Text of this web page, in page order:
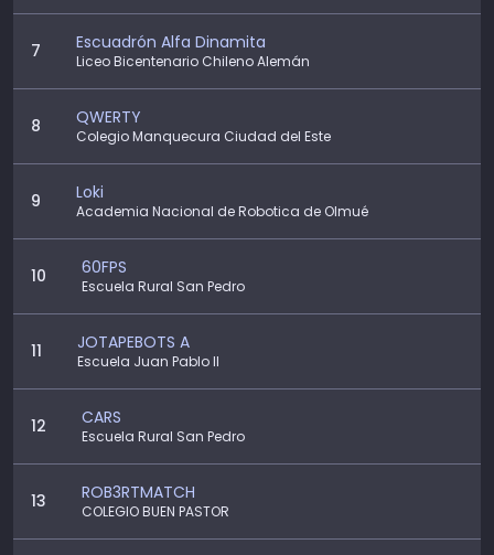
7 Escuadrón Alfa Dinamita
Liceo Bicentenario Chileno Alemán
8 QWERTY
Colegio Manquecura Ciudad del Este
9 Loki
Academia Nacional de Robotica de Olmué
10 60FPS
Escuela Rural San Pedro
11 JOTAPEBOTS A
Escuela Juan Pablo II
12 CARS
Escuela Rural San Pedro
13 ROB3RTMATCH
COLEGIO BUEN PASTOR